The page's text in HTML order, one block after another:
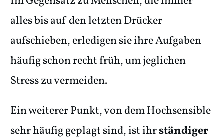
alles bis auf den letzten Drücker
aufschieben, erledigen sie ihre Aufgaben
häufig schon recht früh, um jeglichen
Stress zu vermeiden.
Ein weiterer Punkt, von dem Hochsensible
sehr häufig geplagt sind, ist ihrständiger